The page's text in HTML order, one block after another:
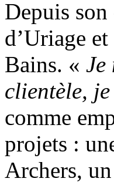
Depuis
d’Uriage
Bains. « Je
clientèle,
comme
projets :
Archers,